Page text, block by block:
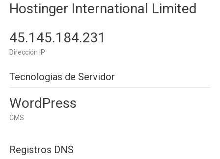
Hostinger International Limited
45.145.184.231
Dirección IP
Tecnologias de Servidor
WordPress
CMS
Registros DNS